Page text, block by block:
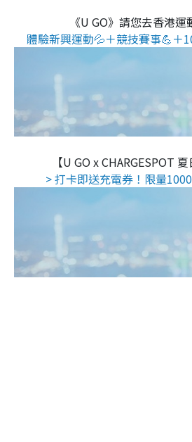
《U GO》請您去香港運
體驗新興運動💦＋競技賽事💪＋
【U GO x CHARGESPOT 夏
> 打卡即送充電券！限量